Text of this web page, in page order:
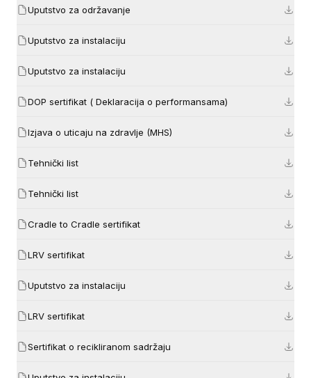
Uputstvo za održavanje
Uputstvo za instalaciju
Uputstvo za instalaciju
DOP sertifikat ( Deklaracija o performansama)
Izjava o uticaju na zdravlje (MHS)
Tehnički list
Tehnički list
Cradle to Cradle sertifikat
LRV sertifikat
Uputstvo za instalaciju
LRV sertifikat
Sertifikat o recikliranom sadržaju